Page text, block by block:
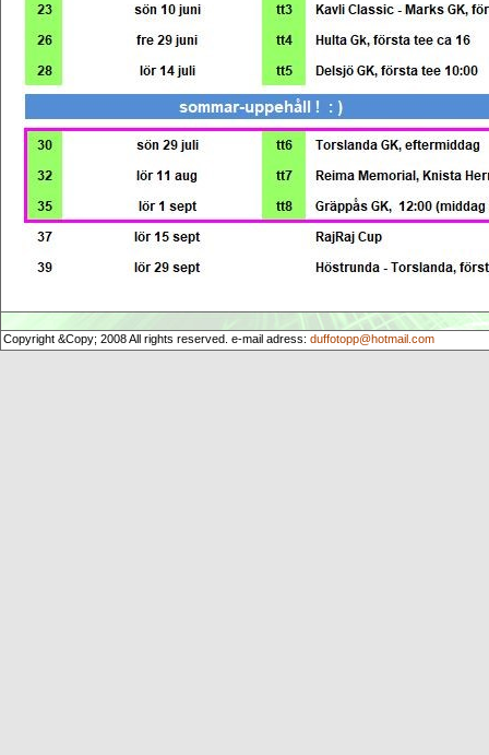
Copyright &Copy; 2008 All rights reserved. e-mail adress: duffotopp@hotmail.com